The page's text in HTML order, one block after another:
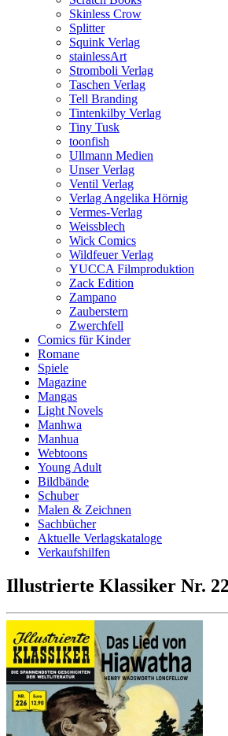
Skinless Crow
Splitter
Squink Verlag
stainlessArt
Stromboli Verlag
Taschen Verlag
Tell Branding
Tintenkilby Verlag
Tiny Tusk
toonfish
Ullmann Medien
Unser Verlag
Ventil Verlag
Verlag Angelika Hörnig
Vermes-Verlag
Weissblech
Wick Comics
Wildfeuer Verlag
YUCCA Filmproduktion
Zack Edition
Zampano
Zauberstern
Zwerchfell
Comics für Kinder
Romane
Spiele
Magazine
Mangas
Light Novels
Manhwa
Manhua
Webtoons
Young Adult
Bildbände
Schuber
Malen & Zeichnen
Sachbücher
Aktuelle Verlagskataloge
Verkaufshilfen
Illustrierte Klassiker Nr.